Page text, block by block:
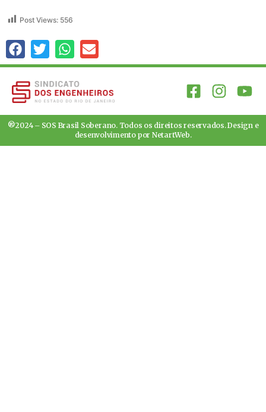
Post Views: 556
®2024 – SOS Brasil Soberano. Todos os direitos reservados. Design e
desenvolvimento por NetartWeb.